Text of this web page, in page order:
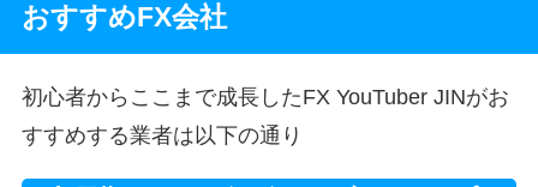
おすすめFX会社
初心者からここまで成長したFX YouTuber JINがお
すすめする業者は以下の通り